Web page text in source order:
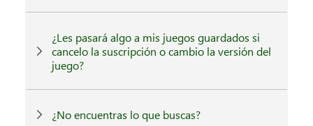
¿Les pasará algo a mis juegos guardados si
cancelo la suscripción o cambio la versión del
juego?
¿No encuentras lo que buscas?